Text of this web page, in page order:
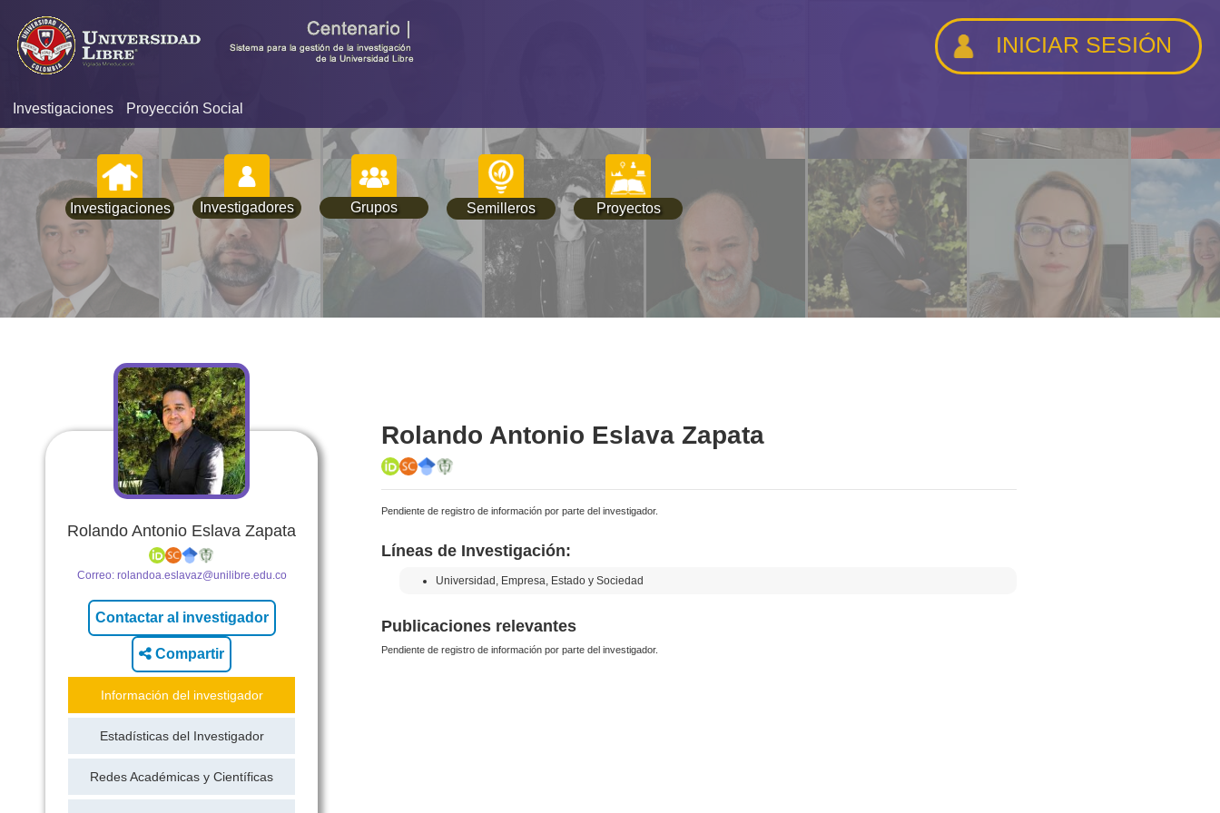
Investigaciones Proyección Social
Investigaciones Investigadores Grupos Semilleros Proyectos
INICIAR SESIÓN
Rolando Antonio Eslava Zapata
Correo: rolandoa.eslavaz@unilibre.edu.co
Compartir
Información del investigador
Estadísticas del Investigador
Redes Académicas y Científicas
Rolando Antonio Eslava Zapata
Pendiente de registro de información por parte del investigador.
Líneas de Investigación:
Universidad, Empresa, Estado y Sociedad
Publicaciones relevantes
Pendiente de registro de información por parte del investigador.